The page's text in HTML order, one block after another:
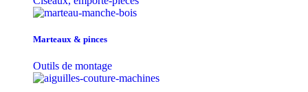
Marteaux & pinces
Outils de montage